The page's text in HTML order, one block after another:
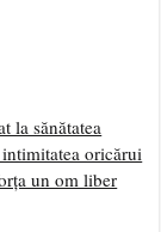
la sănătatea
oricărui
un om liber